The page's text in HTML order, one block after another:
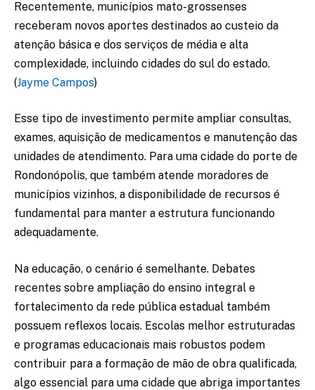
Recentemente, municípios mato-grossenses
receberam novos aportes destinados ao custeio da
atenção básica e dos serviços de média e alta
complexidade, incluindo cidades do sul do estado.
(Jayme Campos)
Esse tipo de investimento permite ampliar consultas,
exames, aquisição de medicamentos e manutenção das
unidades de atendimento. Para uma cidade do porte de
Rondonópolis, que também atende moradores de
municípios vizinhos, a disponibilidade de recursos é
fundamental para manter a estrutura funcionando
adequadamente.
Na educação, o cenário é semelhante. Debates
recentes sobre ampliação do ensino integral e
fortalecimento da rede pública estadual também
possuem reflexos locais. Escolas melhor estruturadas
e programas educacionais mais robustos podem
contribuir para a formação de mão de obra qualificada,
algo essencial para uma cidade que abriga importantes